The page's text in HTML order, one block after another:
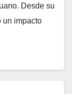
Desde su
un impacto